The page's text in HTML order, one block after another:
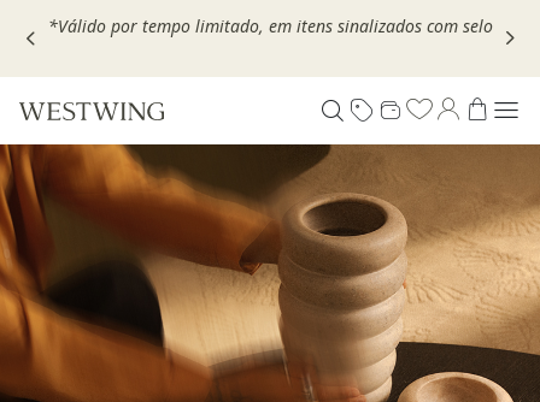
Escolha seu VOUCHER e ganhe até 30% OFF*: useMOVEL30,